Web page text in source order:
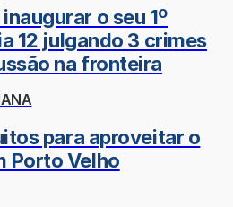
o seu 1º
12 julgando 3 crimes
na fronteira
para aproveitar o
Porto Velho